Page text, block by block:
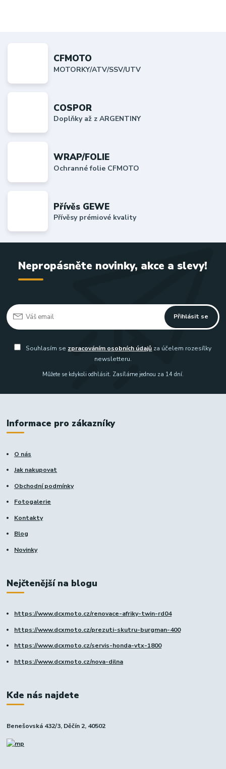
CFMOTO
MOTORKY/ATV/SSV/UTV
COSPOR
Doplňky až z ARGENTINY
WRAP/FOLIE
Ochranné folie CFMOTO
Přívěs GEWE
Přívěsy prémiové kvality
Nepropásněte novinky, akce a slevy!
Přihlásit se
Souhlasím se zpracováním osobních údajů za účelem rozesílky
newsletteru.
Můžete se kdykoli odhlásit. Zasíláme jednou za 14 dní.
Informace pro zákazníky
O nás
Jak nakupovat
Obchodní podmínky
Fotogalerie
Kontakty
Blog
Novinky
Nejčtenější na blogu
https://www.dcxmoto.cz/renovace-afriky-twin-rd04
https://www.dcxmoto.cz/prezuti-skutru-burgman-400
https://www.dcxmoto.cz/servis-honda-vtx-1800
https://www.dcxmoto.cz/nova-dilna
Kde nás najdete
Benešovská 432/3, Děčín 2, 40502